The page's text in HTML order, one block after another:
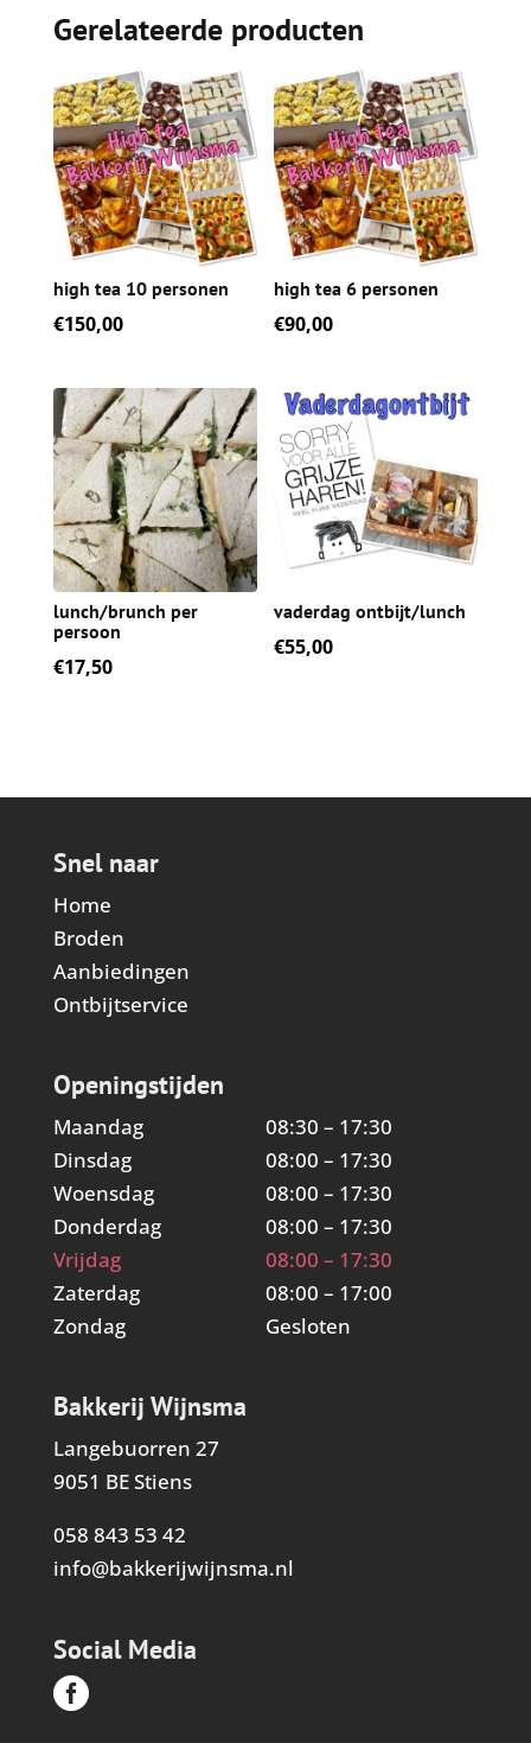
juni
aantal
Gerelateerde producten
high tea 10 personen
€150,00
high tea 6 personen
€90,00
lunch/brunch per
persoon
€17,50
vaderdag ontbijt/lunch
€55,00
Snel naar
Home
Broden
Aanbiedingen
Ontbijtservice
Openingstijden
Maandag
08:30 – 17:30
Dinsdag
08:00 – 17:30
Woensdag
08:00 – 17:30
Donderdag
08:00 – 17:30
Vrijdag
08:00 – 17:30
Zaterdag
08:00 – 17:00
Zondag
Gesloten
Bakkerij Wijnsma
Langebuorren 27
9051 BE Stiens
058 843 53 42
info@bakkerijwijnsma.nl
Social Media
